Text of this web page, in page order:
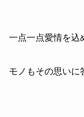
一点一点愛情を込
モノもその思いに